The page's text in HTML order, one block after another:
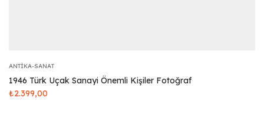
ANTIKA-SANAT
1946 Türk Uçak Sanayi Önemli Kişiler Fotoğraf
₺2.399,00